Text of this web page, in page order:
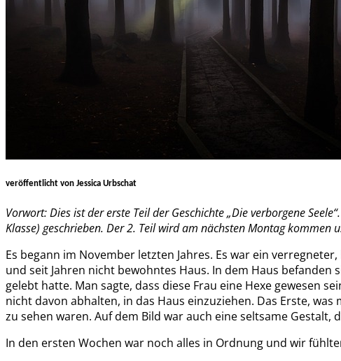
veröffentlicht von Jessica Urbschat
Vorwort: Dies ist der erste Teil der Geschichte „Die verborgene Seele“. Sie ist der Gewinner des Schreibwettbewerbs aus dem Schuljahr 16/17 und wurde von Selina und Antonia (damals 5.
Klasse) geschrieben. Der 2. Teil wird am nächsten Montag kommen
Es begann im November letzten Jahres. Es war ein
und seit Jahren nicht bewohntes Haus. In dem Haus
gelebt hatte. Man sagte, dass diese Frau eine Hexe gewesen
nicht davon abhalten, in das Haus einzuziehen. Das Erste,
zu sehen waren. Auf dem Bild war auch eine seltsame
In den ersten Wochen war noch alles in Ordnung und wir